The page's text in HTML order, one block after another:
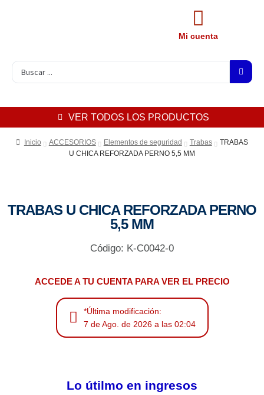
Mi cuenta
VER TODOS LOS PRODUCTOS
Inicio ACCESORIOS Elementos de seguridad Trabas
TRABAS
U CHICA REFORZADA PERNO 5,5 MM
TRABAS U CHICA REFORZADA PERNO
5,5 MM
Código: K-C0042-0
ACCEDE A TU CUENTA PARA VER EL PRECIO
*Última modificación:
7 de Ago. de 2026 a las 02:04
Lo útilmo en ingresos